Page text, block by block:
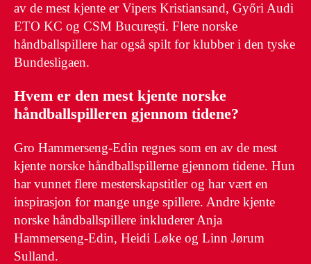
av de mest kjente er Vipers Kristiansand, Győri Audi
ETO KC og CSM București. Flere norske
håndballspillere har også spilt for klubber i den tyske
Bundesligaen.
Hvem er den mest kjente norske
håndballspilleren gjennom tidene?
Gro Hammerseng-Edin regnes som en av de mest
kjente norske håndballspillerne gjennom tidene. Hun
har vunnet flere mesterskapstitler og har vært en
inspirasjon for mange unge spillere. Andre kjente
norske håndballspillere inkluderer Anja
Hammerseng-Edin, Heidi Løke og Linn Jørum
Sulland.